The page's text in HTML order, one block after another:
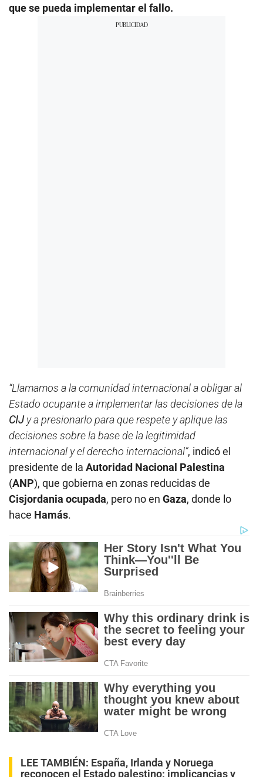
que se pueda implementar el fallo.
“Llamamos a la comunidad internacional a obligar al
Estado ocupante a implementar las decisiones de la
CIJy a presionarlo para que respete y aplique las
decisiones sobre la base de la legitimidad
internacional y el derecho internacional”, indicó el
presidente de la Autoridad Nacional Palestina
(ANP), que gobierna en zonas reducidas de
Cisjordania ocupada, pero no en Gaza, donde lo
hace Hamás.
LEE TAMBIÉN: España, Irlanda y Noruega
reconocen el Estado palestino: implicancias y